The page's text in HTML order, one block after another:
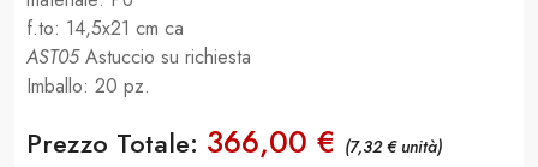
f.to: 14,5x21 cm ca
AST05Astuccio su richiesta
Imballo: 20 pz.
Prezzo Totale: 366,00 € (7,32 € unità)